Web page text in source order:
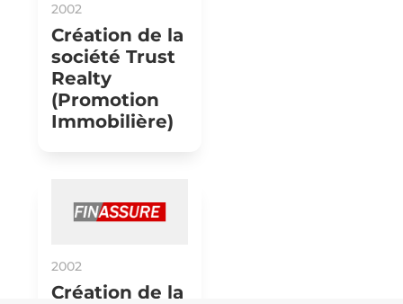
2002
Création de la
société Trust
Realty
(Promotion
Immobilière)
2002
Création de la